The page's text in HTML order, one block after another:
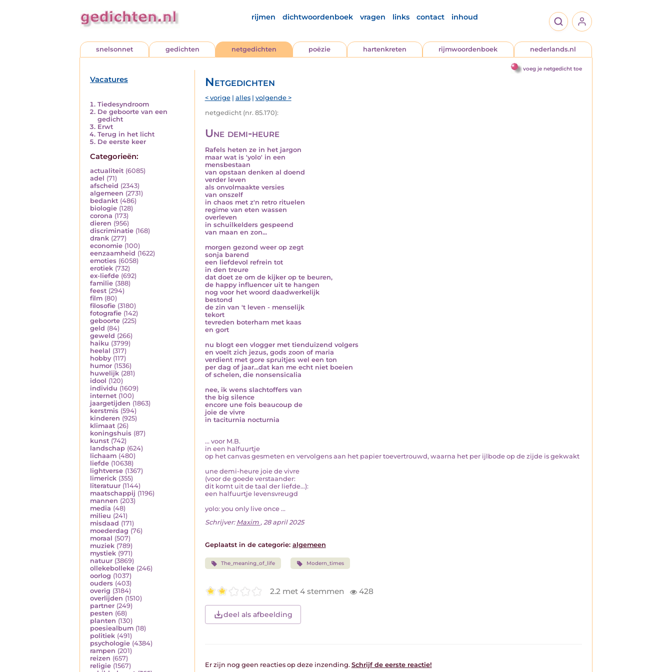
rijmen dichtwoordenboek vragen links contact inhoud
snelsonnet gedichten netgedichten poëzie hartenkreten rijmwoordenboek nederlands.nl
voeg je netgedicht toe
Vacatures
Tiedesyndroom
De geboorte van een
gedicht
Erwt
Terug in het licht
De eerste keer
Categorieën:
actualiteit (6085)
adel (71)
afscheid (2343)
algemeen (2731)
bedankt (486)
biologie (128)
corona (173)
dieren (956)
discriminatie (168)
drank (277)
economie (100)
eenzaamheid (1622)
emoties (6058)
erotiek (732)
ex-liefde (692)
familie (388)
feest (294)
film (80)
filosofie (3180)
fotografie (142)
geboorte (225)
geld (84)
geweld (266)
haiku (3799)
heelal (317)
hobby (117)
humor (1536)
huwelijk (281)
idool (120)
individu (1609)
internet (100)
jaargetijden (1863)
kerstmis (594)
kinderen (925)
klimaat (26)
koningshuis (87)
kunst (742)
landschap (624)
lichaam (480)
liefde (10638)
lightverse (1367)
limerick (355)
literatuur (1144)
maatschappij (1196)
mannen (203)
media (48)
milieu (241)
misdaad (171)
moederdag (76)
moraal (507)
muziek (789)
mystiek (971)
natuur (3869)
ollekebolleke (246)
oorlog (1037)
ouders (403)
overig (3184)
overlijden (1510)
partner (249)
pesten (68)
planten (130)
poesiealbum (18)
politiek (491)
psychologie (4384)
rampen (201)
reizen (657)
religie (1567)
Netgedichten
< vorige| alles| volgende >
netgedicht (nr. 85.170):
Une demi-heure
Rafels heten ze in het jargon
maar wat is 'yolo' in een
mensbestaan
van opstaan denken al doend
verder leven
als onvolmaakte versies
van onszelf
in chaos met z'n retro rituelen
regime van eten wassen
overleven
in schuilkelders gespeend
van maan en zon...
morgen gezond weer op zegt
sonja barend
een liefdevol refrein tot
in den treure
dat doet ze om de kijker op te beuren,
de happy influencer uit te hangen
nog voor het woord daadwerkelijk
bestond
de zin van 't leven - menselijk
tekort
tevreden boterham met kaas
en gort
nu blogt een vlogger met tienduizend volgers
en voelt zich jezus, gods zoon of maria
verdient met gore spruitjes wel een ton
per dag of jaar...dat kan me echt niet boeien
of schelen, die nonsensicalia
nee, ik wens slachtoffers van
the big silence
encore une fois beaucoup de
joie de vivre
in taciturnia nocturnia
... voor M.B.
in een halfuurtje
op het canvas gesmeten en vervolgens aan het papier toevertrouwd, waarna het per ijlbode op de zijde is gekwakt
une demi-heure joie de vivre
(voor de goede verstaander:
dit komt uit de taal der liefde...):
een halfuurtje levensvreugd
yolo: you only live once ...
Schrijver: Maxim , 28 april 2025
Geplaatst in de categorie: algemeen
The_meaning_of_life Modern_times
2.2 met 4 stemmen 428
deel als afbeelding
Er zijn nog geen reacties op deze inzending. Schrijf de eerste reactie!